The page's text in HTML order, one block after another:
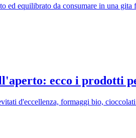
ed equilibrato da consumare in una gita
ecco i prodotti
d'eccellenza, formaggi bio,